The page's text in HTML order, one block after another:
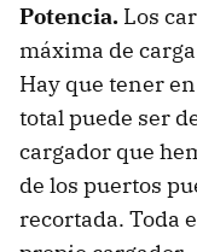
Potencia. Los
máxima de
Hay que tener
total puede ser
cargador que
de los puertos
recortada. Toda